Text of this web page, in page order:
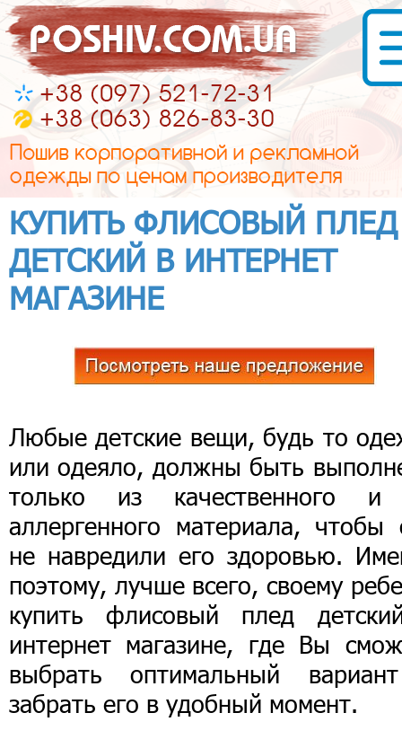
КУПИТЬ ФЛИСОВЫЙ ПЛЕД
ДЕТСКИЙ В ИНТЕРНЕТ
МАГАЗИНЕ
Любые детские вещи, будь то
или одеяло, должны быть
только из качественного
аллергенного материала, чтобы
не навредили его здоровью.
поэтому, лучше всего, своему
купить флисовый плед
интернет магазине, где Вы
выбрать оптимальный
забрать его в удобный момент.